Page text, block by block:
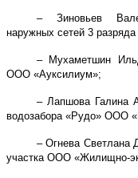
– Зиновьев
наружных сетей 3
– Мухаметшин
ООО «Ауксилиум»;
– Лапшова Галина
водозабора «Рудо» ООО
– Огнева Светлана
участка ООО «Жилищно-